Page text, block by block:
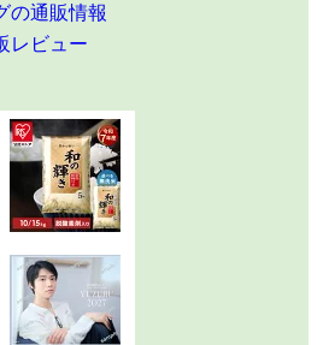
の通販情報
レビュー